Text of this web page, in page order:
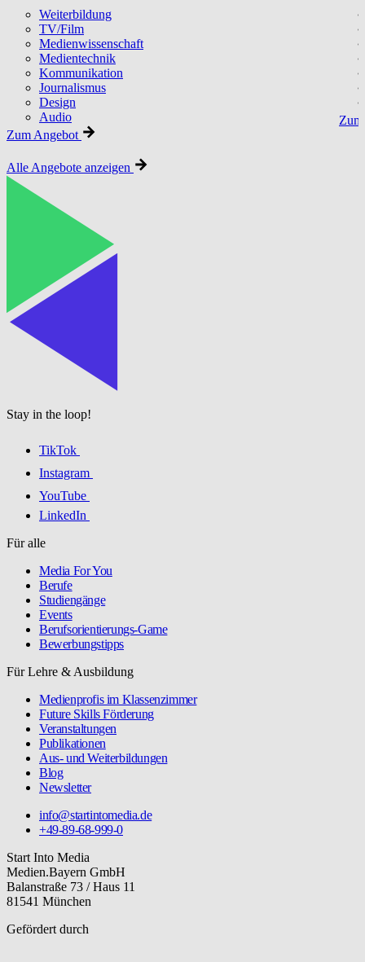
Weiterbildung
TV/Film
Medienwissenschaft
Medientechnik
Kommunikation
Journalismus
Design
Audio
Zum Angebot
Alle Angebote anzeigen
Stay in the loop!
TikTok
Instagram
YouTube
LinkedIn
Für alle
Media For You
Berufe
Studiengänge
Events
Berufsorientierungs-Game
Bewerbungstipps
Für Lehre & Ausbildung
Medienprofis im Klassenzimmer
Future Skills Förderung
Veranstaltungen
Publikationen
Aus- und Weiterbildungen
Blog
Newsletter
info@startintomedia.de
+49-89-68-999-0
Start Into Media
Medien.Bayern GmbH
Balanstraße 73 / Haus 11
81541 München
Gefördert durch